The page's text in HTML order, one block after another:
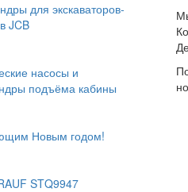
для экскаваторов-
JCB
насосы и
подъёма кабины
Новым годом!
STQ9947